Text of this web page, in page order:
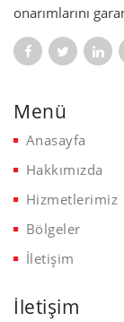
onarımlarını
Menü
Anasayfa
Hakkımızda
Hizmetlerimiz
Bölgeler
İletişim
İletişim